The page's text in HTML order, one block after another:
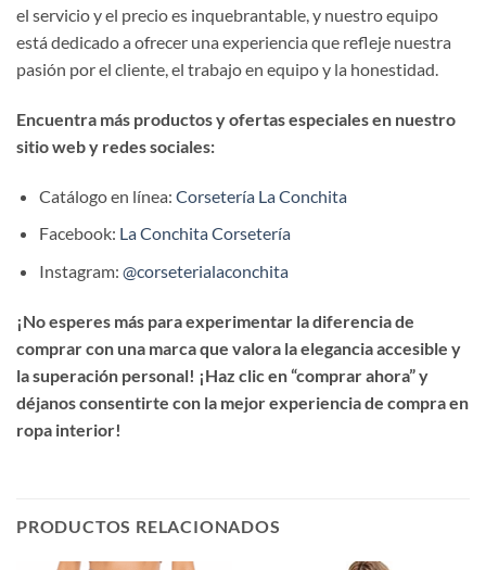
el servicio y el precio es inquebrantable, y nuestro equipo
está dedicado a ofrecer una experiencia que refleje nuestra
pasión por el cliente, el trabajo en equipo y la honestidad.
Encuentra más productos y ofertas especiales en nuestro
sitio web y redes sociales:
Catálogo en línea: Corsetería La Conchita
Facebook: La Conchita Corsetería
Instagram: @corseterialaconchita
¡No esperes más para experimentar la diferencia de
comprar con una marca que valora la elegancia accesible y
la superación personal! ¡Haz clic en “comprar ahora” y
déjanos consentirte con la mejor experiencia de compra en
ropa interior!
PRODUCTOS RELACIONADOS